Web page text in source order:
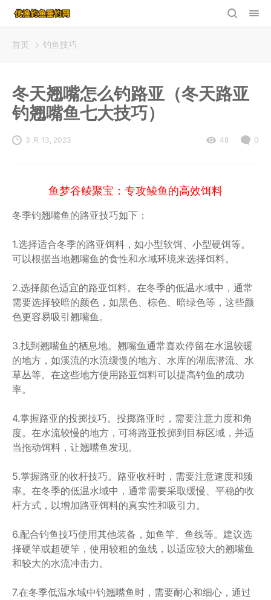
首页 钓鱼技巧
冬天翘嘴怎么钓路亚（冬天路亚
钓翘嘴鱼七大技巧）
3 月 13, 2023 48 0
鱼梦谷鲮聚宝：专攻鲮鱼的高效饵料
冬季钓翘嘴鱼的路亚技巧如下：
1.选择适合冬季的路亚饵料，如小型软饵、小型硬饵等。
可以根据当地翘嘴鱼的食性和水域环境来选择饵料。
2.选择颜色适宜的路亚饵料。在冬季的低温水域中，通常
需要选择较暗的颜色，如黑色、棕色、暗绿色等，这些颜
色更容易吸引翘嘴鱼。
3.找到翘嘴鱼的栖息地。翘嘴鱼通常喜欢停留在水温较暖
的地方，如溪流的水流缓慢的地方、水库的湖底潜流、水
草丛等。在这些地方使用路亚饵料可以提高钓鱼的成功
率。
4.掌握路亚的投掷技巧。投掷路亚时，需要注意力度和角
度。在水流较慢的地方，可将路亚投掷到目标区域，并适
当拖动饵料，让翘嘴鱼发现。
5.掌握路亚的收杆技巧。路亚收杆时，需要注意速度和频
率。在冬季的低温水域中，通常需要采取缓慢、平稳的收
杆方式，以增加路亚饵料的真实性和吸引力。
6.配合钓鱼技巧使用其他装备，如鱼竿、鱼线等。建议选
择硬竿或超硬竿，使用较粗的鱼线，以适应较大的翘嘴鱼
和较大的水流冲击力。
7.在冬季低温水域中钓翘嘴鱼时，需要耐心和细心，通过